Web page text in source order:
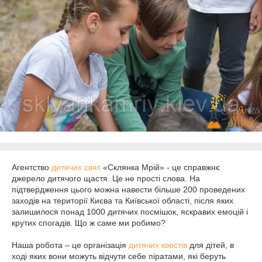
Агентство дитячих свят«Склянка Мрій» - це справжнє
джерело дитячого щастя. Це не прості слова. На
підтвердження цього можна навести більше 200 проведених
заходів на території Києва та Київської області, після яких
залишилося понад 1000 дитячих посмішок, яскравих емоцій і
крутих спогадів. Що ж саме ми робимо?
Наша робота – це організація дитячих квестів для дітей, в
ході яких вони можуть відчути себе піратами, які беруть